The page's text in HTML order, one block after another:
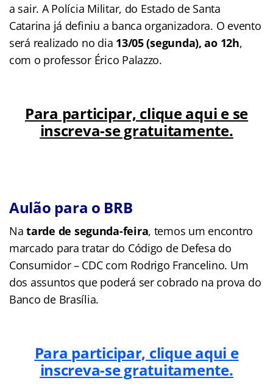
a sair. A Polícia Militar, do Estado de Santa
Catarina já definiu a banca organizadora. O evento
será realizado no dia 13/05 (segunda), ao 12h,
com o professor Érico Palazzo.
Para participar, clique aqui e se
inscreva-se gratuitamente.
Aulão para o BRB
Natarde de segunda-feira, temos um encontro
marcado para tratar do Código de Defesa do
Consumidor – CDC com Rodrigo Francelino. Um
dos assuntos que poderá ser cobrado na prova do
Banco de Brasília.
Para participar, clique aqui e
inscreva-se gratuitamente.